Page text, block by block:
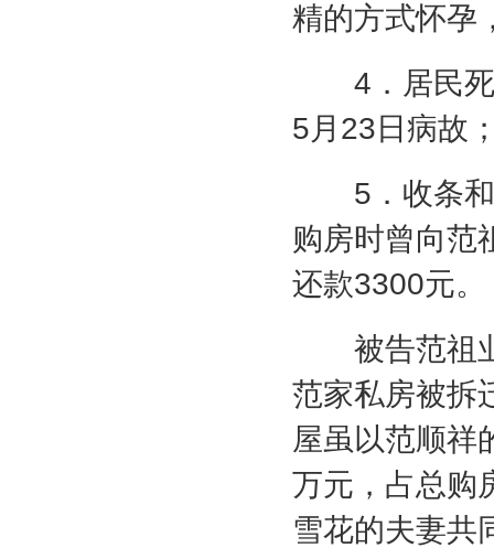
精的方式怀孕
4 ．居民
5月 23 日病故
5 ．收条
购房时曾向范
还款3300元。
被告范祖业
范家私房被拆
屋虽以范顺祥
万元，占总购
雪花的夫妻共